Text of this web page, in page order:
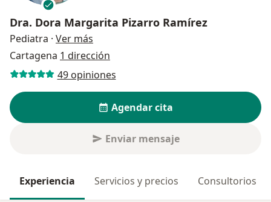
Dra. Dora Margarita Pizarro Ramírez
Pediatra · Ver más
Cartagena 1 dirección
49 opiniones
Agendar cita
Enviar mensaje
Experiencia Servicios y precios Consultorios